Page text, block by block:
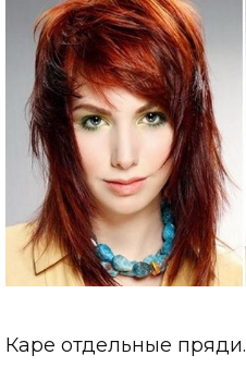
Каре отдельные пряди.